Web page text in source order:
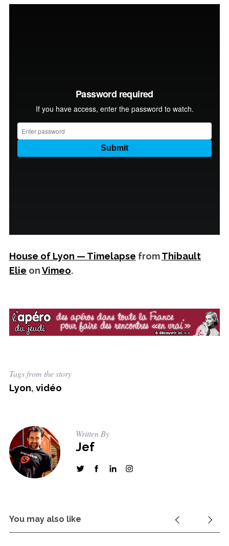
House of Lyon — Timelapse fromThibault
Elie onVimeo.
Tags from the story
Lyon, vidéo
Written By
Jef
You may also like